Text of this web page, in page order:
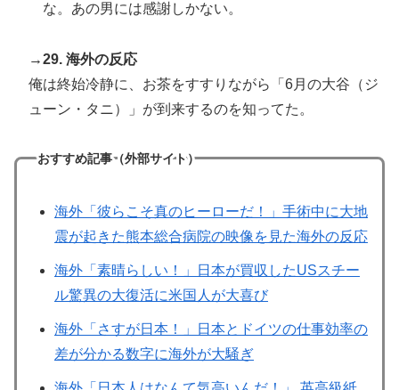
な。あの男には感謝しかない。
→29. 海外の反応
俺は終始冷静に、お茶をすすりながら「6月の大谷（ジ
ューン・タニ）」が到来するのを知ってた。
おすすめ記事（外部サイト）
海外「彼らこそ真のヒーローだ！」手術中に大地
震が起きた熊本総合病院の映像を見た海外の反応
海外「素晴らしい！」日本が買収したUSスチー
ル驚異の大復活に米国人が大喜び
海外「さすが日本！」日本とドイツの仕事効率の
差が分かる数字に海外が大騒ぎ